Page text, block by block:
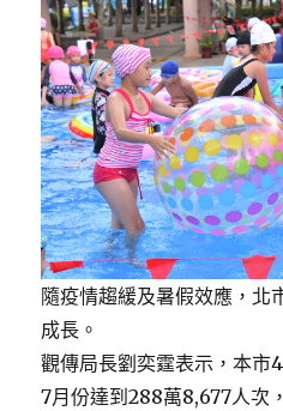
隨疫情趨緩及暑假效應，北
成長。
觀傳局長劉奕霆表示，本市
7月份達到288萬8,677人次